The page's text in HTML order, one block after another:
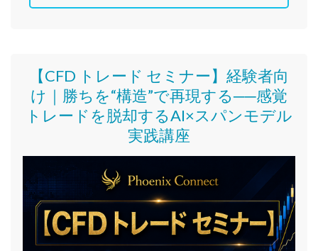
【CFD トレード セミナー】 経験者向
け｜ 勝ちを“構造”で再現する──感覚
トレードを脱却するAI×スパンモデル
実践講座